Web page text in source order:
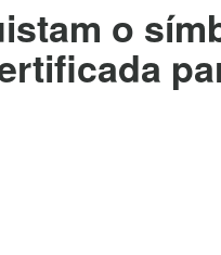
o